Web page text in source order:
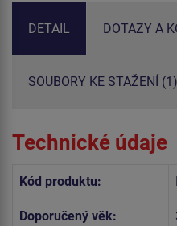
DETAIL DOTAZY A
SOUBORY KE STAŽENÍ (1)
Technické údaje
Kód produktu:
Doporučený věk: